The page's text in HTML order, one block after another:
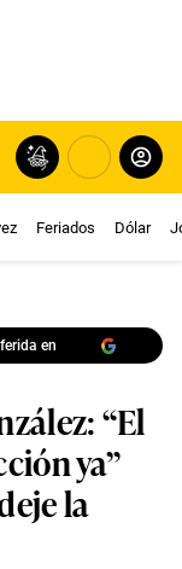
Feriados Dólar
en
“El
ya”
la